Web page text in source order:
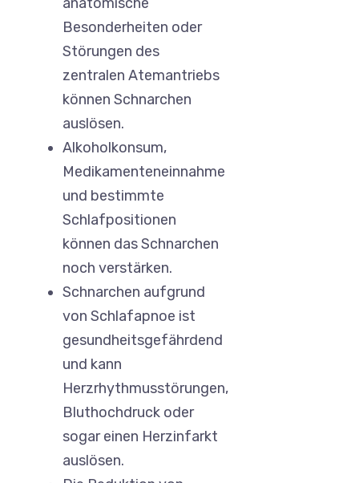
Besonderheiten oder
Störungen des
zentralen Atemantriebs
können Schnarchen
auslösen.
Alkoholkonsum,
Medikamenteneinnahme
und bestimmte
Schlafpositionen
können das Schnarchen
noch verstärken.
Schnarchen aufgrund
von Schlafapnoe ist
gesundheitsgefährdend
und kann
Herzrhythmusstörungen,
Bluthochdruck oder
sogar einen Herzinfarkt
auslösen.